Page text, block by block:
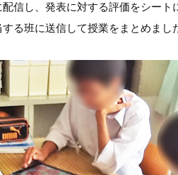
信し、発表に対する評価をシート
る班に送信して授業をまとめまし